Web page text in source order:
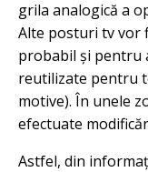
grila analogică a
Alte posturi tv vor
probabil și pentru
reutilizate pentru
motive). În unele
efectuate
Astfel, din